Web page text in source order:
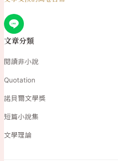
文章分類
閱讀非小說
Quotation
諾貝爾文學獎
短篇小說集
文學理論